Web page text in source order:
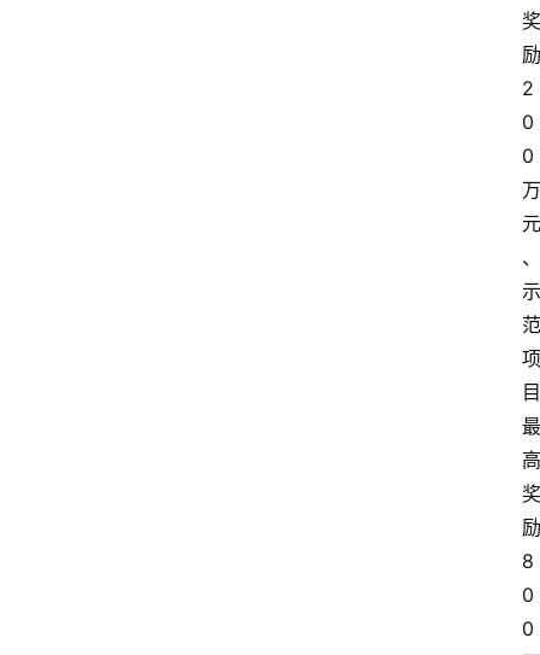
奖
励
2
0
0
万
元
、
示
范
项
目
最
高
奖
励
8
0
0